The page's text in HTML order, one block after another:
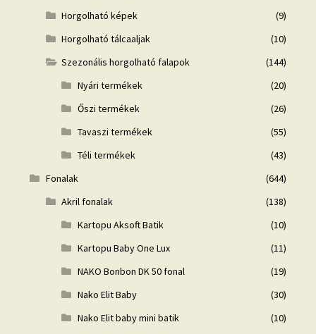
Horgolható képek
(9)
Horgolható tálcaaljak
(10)
Szezonális horgolható falapok
(144)
Nyári termékek
(20)
Őszi termékek
(26)
Tavaszi termékek
(55)
Téli termékek
(43)
Fonalak
(644)
Akril fonalak
(138)
Kartopu Aksoft Batik
(10)
Kartopu Baby One Lux
(11)
NAKO Bonbon DK 50 fonal
(19)
Nako Elit Baby
(30)
Nako Elit baby mini batik
(10)